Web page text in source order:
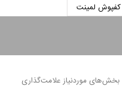
کفپوش لمینت
بخش‌های موردنیاز علامت‌گذاری